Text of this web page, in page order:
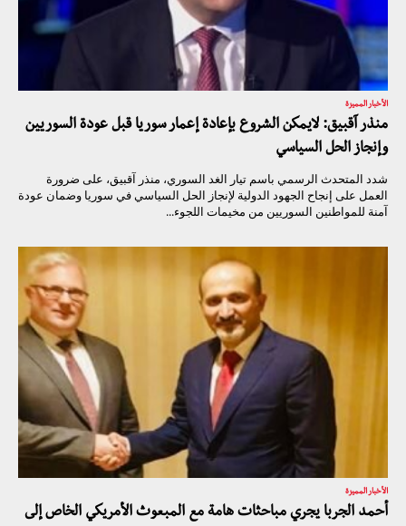
الأخبار المميزة
منذر آقبيق: لايمكن الشروع بإعادة إعمار سوريا قبل عودة السوريين
وإنجاز الحل السياسي
شدد المتحدث الرسمي باسم تيار الغد السوري، منذر آقبيق، على ضرورة
العمل على إنجاح الجهود الدولية لإنجاز الحل السياسي في سوريا وضمان عودة
آمنة للمواطنين السوريين من مخيمات اللجوء...
الأخبار المميزة
أحمد الجربا يجري مباحثات هامة مع المبعوث الأمريكي الخاص إلى